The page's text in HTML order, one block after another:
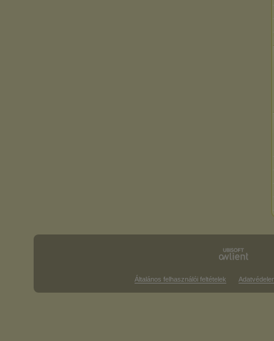
Általános felhasználói feltételek